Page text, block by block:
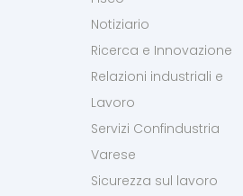
Notiziario
Ricerca e Innovazione
Relazioni industriali e
Lavoro
Servizi Confindustria
Varese
Sicurezza sul lavoro